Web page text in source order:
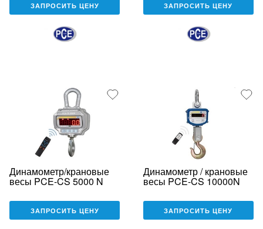
ЗАПРОСИТЬ ЦЕНУ ЗАПРОСИТЬ ЦЕНУ
Динамометр/крановые
весы PCE-CS 5000 N
ЗАПРОСИТЬ ЦЕНУ
Динамометр / крановые
весы PCE-CS 10000N
ЗАПРОСИТЬ ЦЕНУ